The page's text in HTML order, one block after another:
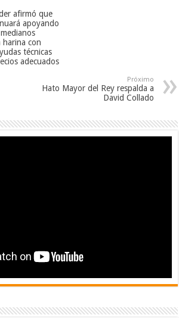
afirmó que
apoyando
harina con
técnicas
adecuados
Próximo
Hato Mayor del Rey respalda a
David Collado